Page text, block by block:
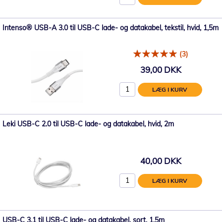
Intenso® USB-A 3.0 til USB-C lade- og datakabel, tekstil, hvid, 1,5m
(3)
39,00 DKK
LÆG I KURV
Leki USB-C 2.0 til USB-C lade- og datakabel, hvid, 2m
40,00 DKK
LÆG I KURV
USB-C 3.1 til USB-C lade- og datakabel, sort, 1,5m